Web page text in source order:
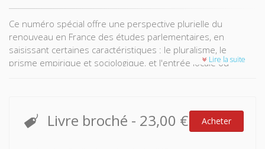
Ce numéro spécial offre une perspective plurielle du
renouveau en France des études parlementaires, en
saisissant certaines caractéristiques : le pluralisme, le
prisme empirique et sociologique, et l'entrée locale ouLire la suite
Livre broché - 23,00 € Acheter